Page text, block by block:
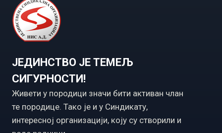
ЈЕДИНСТВО ЈЕ ТЕМЕЉ
СИГУРНОСТИ!
Живети у породици значи бити активан члан
те породице. Тако је и у Синдикату,
интересној организацији, коју су створили и